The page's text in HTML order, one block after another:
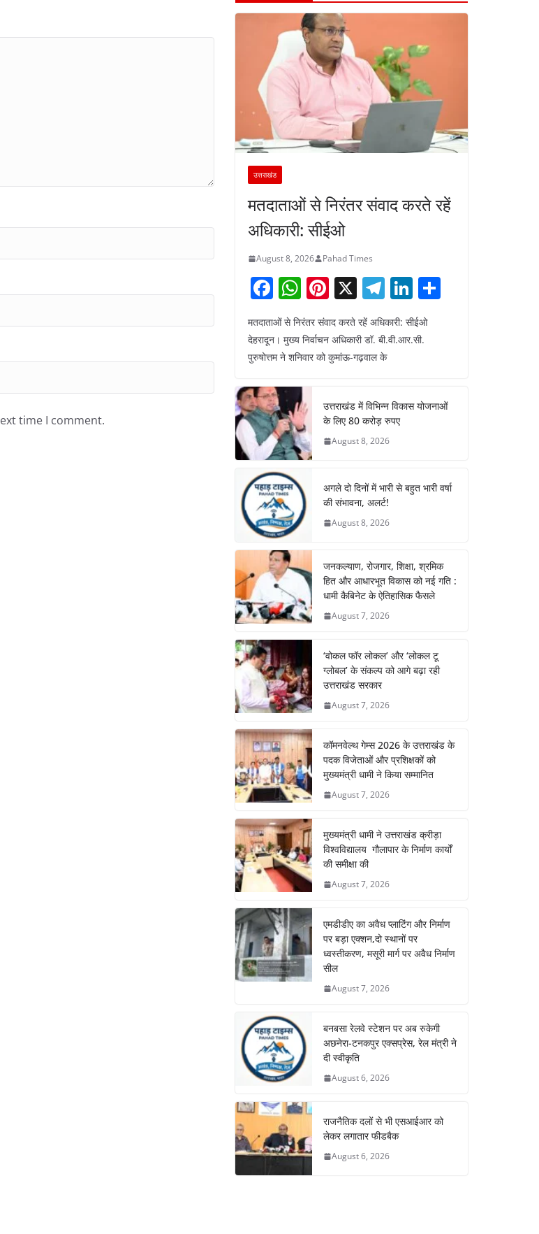
time I comment.
उत्तराखंड
मतदाताओं से निरंतर संवाद करते रहें
अधिकारी: सीईओ
August 8, 2026 Pahad Times
F
a
c
e
o
o
k
W
h
at
s
p
p
Pi
er
e
X T
el
e
gr
m
Li
n
k
n
मतदाताओं से निरंतर संवाद करते रहें अधिकारी: सीईओ
देहरादून। मुख्य निर्वाचन अधिकारी डॉ. बी.वी.आर.सी.
पुरुषोत्तम ने शनिवार को कुमांऊ-गढ़वाल के
उत्तराखंड में विभिन्न विकास योजनाओं
के लिए 80 करोड़ रुपए
August 8, 2026
अगले दो दिनों में भारी से बहुत भारी वर्षा
की संभावना, अलर्ट!
August 8, 2026
जनकल्याण, रोजगार, शिक्षा, श्रमिक
हित और आधारभूत विकास को नई गति :
धामी कैबिनेट के ऐतिहासिक फैसले
August 7, 2026
‘वोकल फॉर लोकल’ और ‘लोकल टू
ग्लोबल’ के संकल्प को आगे बढ़ा रही
उत्तराखंड सरकार
August 7, 2026
कॉमनवेल्थ गेम्स 2026 के उत्तराखंड के
पदक विजेताओं और प्रशिक्षकों को
मुख्यमंत्री धामी ने किया सम्मानित
August 7, 2026
मुख्यमंत्री धामी ने उत्तराखंड क्रीड़ा
विश्वविद्यालय गौलापार के निर्माण कार्यों
की समीक्षा की
August 7, 2026
एमडीडीए का अवैध प्लाटिंग और निर्माण
पर बड़ा एक्शन,दो स्थानों पर
ध्वस्तीकरण, मसूरी मार्ग पर अवैध निर्माण
सील
August 7, 2026
बनबसा रेलवे स्टेशन पर अब रुकेगी
अछनेरा-टनकपुर एक्सप्रेस, रेल मंत्री ने
दी स्वीकृति
August 6, 2026
राजनैतिक दलों से भी एसआईआर को
लेकर लगातार फीडबैक
August 6, 2026